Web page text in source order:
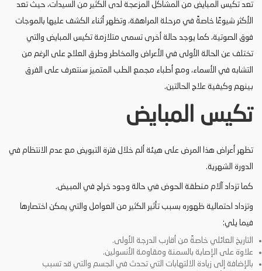
تعد تكيس المبايض من المشاكل المزعجة لدى الكثير من السيدات، حيث تعد
الأكثر شيوعًا خاصةً في مرحلة المراهقة، وتظهر أثناء الكشف عليها بالموجات
فوق الصوتية، كما يوجد حالة أخرى تسمى متلازمة تكيس المبايض والتي
تختلف عن الحالة الأولى في الأعراض والمخاطر وطرق العلاج على الرغم من
التشابه في الأسماء، ومع أطباء مجمع الطب المتميز سنتعرف على الفرق
بينهم وكيفية علاج الحالتين.
تكيس المبايض
تظهر أعراض هذا المرض على هيئة ألم خلال فترة التبويض مع عدم الانتظام في
الدورة الشهرية.
كما تزداد آلام منطقة الحوض في حالة وجود خراج في المبيض.
وتزداد احتمالية ظهوره بسبب تأثير الكثير من العوامل والتي يمكن اختصارها
فيما يلي:
التاريخ العائلي خاصةً من أقارب الدرجة الأولى.
علاوة على الإصابة بالسمنة ومقاومة الأنسولين.
بالإضافة إلى زيادة الالتهابات التي تحدث في الجسم والتي قد تسبب